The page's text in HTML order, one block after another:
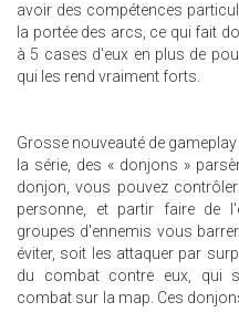
avoir des compétences
la portée des arcs, ce qui fait
à 5 cases d'eux en plus de
qui les rend vraiment forts.
Grosse nouveauté de
la série, des « donjons »
donjon, vous pouvez
personne, et partir faire de
groupes d'ennemis vous
éviter, soit les attaquer par
du combat contre eux, qui
combat sur la map. Ces